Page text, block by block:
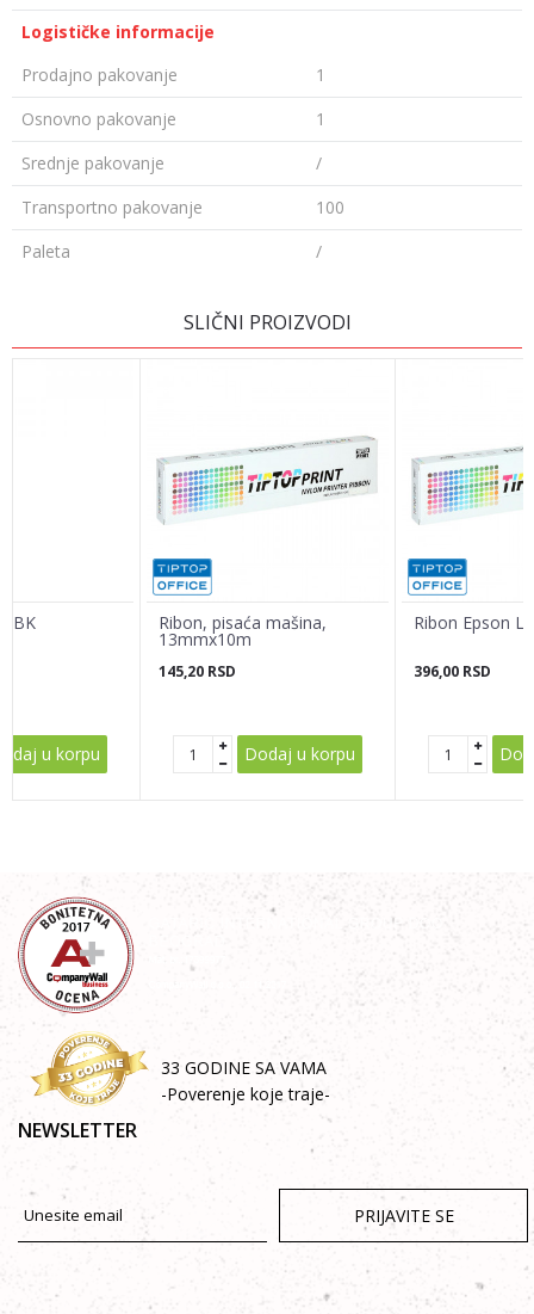
Logističke informacije
Prodajno pakovanje
1
Osnovno pakovanje
1
Srednje pakovanje
/
Transportno pakovanje
100
Paleta
/
POŠALJI
SLIČNI PROIZVODI
BK
u korpu
Ribon, pisaća mašina,
13mmx10m
145,20 RSD
Dodaj u korpu
Ribon Epson
396,00 RSD
33 GODINE SA VAMA
-Poverenje koje traje-
NEWSLETTER
PRIJAVITE SE